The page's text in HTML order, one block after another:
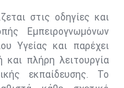
στις οδηγίες και
Εμπειρογνωμόνων
Υγείας και παρέχει
και πλήρη λειτουργία
εκπαίδευσης. Το